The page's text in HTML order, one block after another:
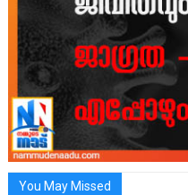
You May Missed